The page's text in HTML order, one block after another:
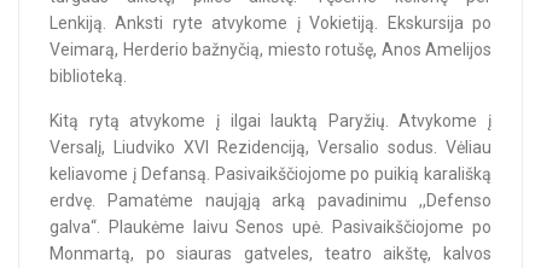
Lenkiją. Anksti ryte atvykome į Vokietiją. Ekskursija po
Veimarą, Herderio bažnyčią, miesto rotušę, Anos Amelijos
biblioteką.
Kitą rytą atvykome į ilgai lauktą Paryžių. Atvykome į
Versalį, Liudviko XVI Rezidenciją, Versalio sodus. Vėliau
keliavome į Defansą. Pasivaikščiojome po puikią karališką
erdvę. Pamatėme naująją arką pavadinimu ,,Defenso
galva“. Plaukėme laivu Senos upė. Pasivaikščiojome po
Monmartą, po siauras gatveles, teatro aikštę, kalvos